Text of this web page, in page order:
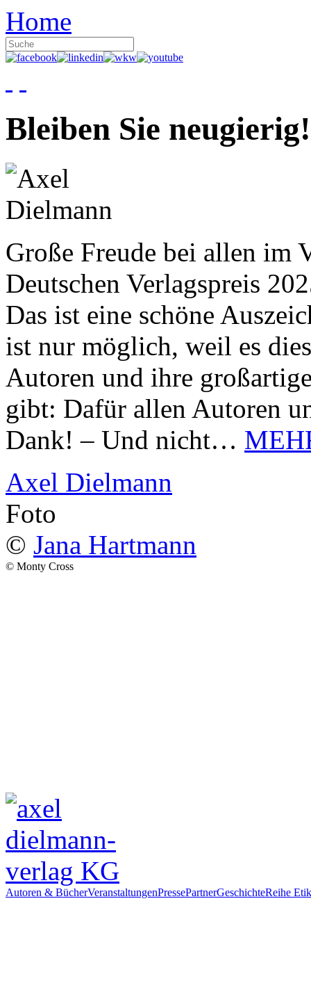
Home
Bleiben Sie neugierig!
Große Freude bei allen im
Deutschen Verlagspreis
Das ist eine schöne
ist nur möglich, weil es
Autoren und ihre
gibt: Dafür allen Autoren
Dank! – Und nicht…
Axel Dielmann
Foto
© Jana Hartmann
© Monty Cross
Autoren & BücherVeranstaltungenPressePartnerGeschichteReihe